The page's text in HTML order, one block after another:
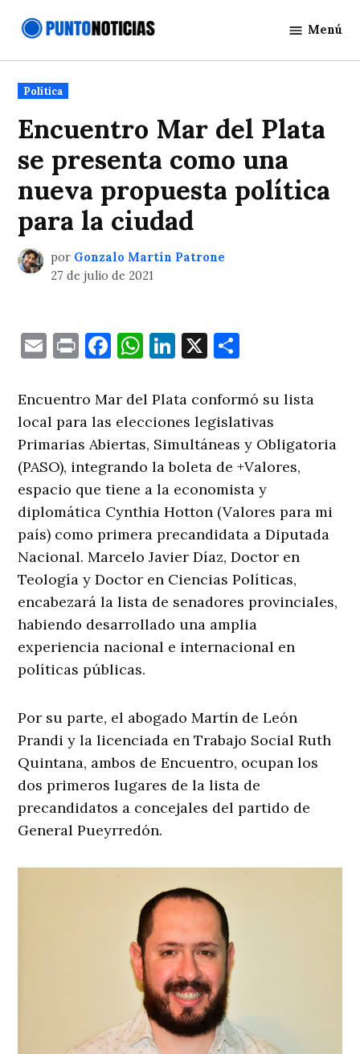
Noticias
Menú
Publicado
en
Política
Encuentro Mar del Plata
se presenta como una
nueva propuesta política
para la ciudad
por Gonzalo Martín Patrone
27 de julio de 2021
EmailPrintFacebook
WhatsApp
LinkedIn
X
Encuentro Mar del Plata conformó su lista
local para las elecciones legislativas
Primarias Abiertas, Simultáneas y Obligatoria
(PASO), integrando la boleta de +Valores,
espacio que tiene a la economista y
diplomática Cynthia Hotton (Valores para mi
país) como primera precandidata a Diputada
Nacional. Marcelo Javier Díaz, Doctor en
Teología y Doctor en Ciencias Políticas,
encabezará la lista de senadores provinciales,
habiendo desarrollado una amplia
experiencia nacional e internacional en
políticas públicas.
Por su parte, el abogado Martín de León
Prandi y la licenciada en Trabajo Social Ruth
Quintana, ambos de Encuentro, ocupan los
dos primeros lugares de la lista de
precandidatos a concejales del partido de
General Pueyrredón.